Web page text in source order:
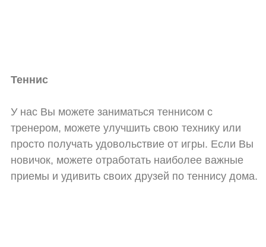
Теннис
У нас Вы можете заниматься теннисом с
тренером, можете улучшить свою технику или
просто получать удовольствие от игры. Если Вы
новичок, можете отработать наиболее важные
приемы и удивить своих друзей по теннису дома.